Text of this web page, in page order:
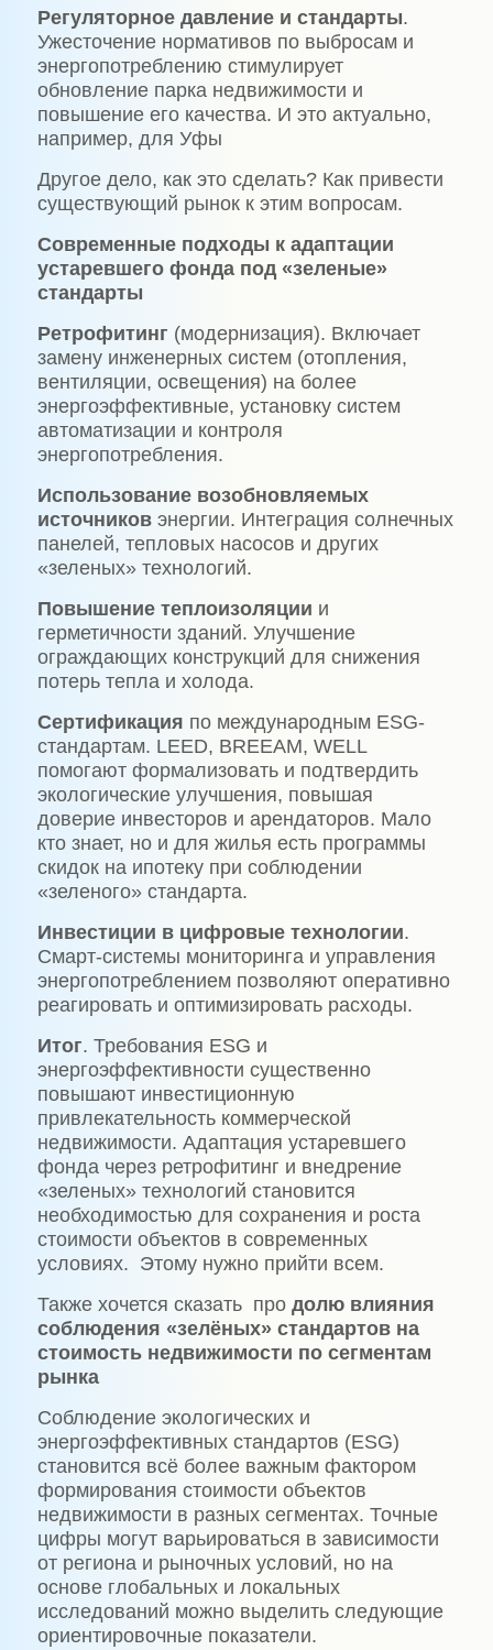
Регуляторное давление и стандарты.
Ужесточение нормативов по выбросам и
энергопотреблению стимулирует
обновление парка недвижимости и
повышение его качества. И это актуально,
например, для Уфы
Другое дело, как это сделать? Как привести
существующий рынок к этим вопросам.
Современные подходы к адаптации
устаревшего фонда под «зеленые»
стандарты
Ретрофитинг (модернизация). Включает
замену инженерных систем (отопления,
вентиляции, освещения) на более
энергоэффективные, установку систем
автоматизации и контроля
энергопотребления.
Использование возобновляемых
источниковэнергии. Интеграция солнечных
панелей, тепловых насосов и других
«зеленых» технологий.
Повышение теплоизоляции и
герметичности зданий. Улучшение
ограждающих конструкций для снижения
потерь тепла и холода.
Сертификация по международным ESG-
стандартам. LEED, BREEAM, WELL
помогают формализовать и подтвердить
экологические улучшения, повышая
доверие инвесторов и арендаторов. Мало
кто знает, но и для жилья есть программы
скидок на ипотеку при соблюдении
«зеленого» стандарта.
Инвестиции в цифровые технологии.
Смарт-системы мониторинга и управления
энергопотреблением позволяют оперативно
реагировать и оптимизировать расходы.
Итог. Требования ESG и
энергоэффективности существенно
повышают инвестиционную
привлекательность коммерческой
недвижимости. Адаптация устаревшего
фонда через ретрофитинг и внедрение
«зеленых» технологий становится
необходимостью для сохранения и роста
стоимости объектов в современных
условиях. Этому нужно прийти всем.
Также хочется сказать про долю влияния
соблюдения «зелёных» стандартов на
стоимость недвижимости по сегментам
рынка
Соблюдение экологических и
энергоэффективных стандартов (ESG)
становится всё более важным фактором
формирования стоимости объектов
недвижимости в разных сегментах. Точные
цифры могут варьироваться в зависимости
от региона и рыночных условий, но на
основе глобальных и локальных
исследований можно выделить следующие
ориентировочные показатели.